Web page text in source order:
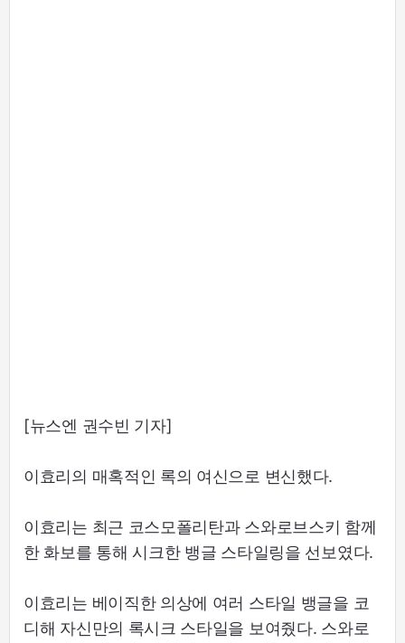
[뉴스엔 권수빈 기자]
이효리의 매혹적인 록의 여신으로 변신했다.
이효리는 최근 코스모폴리탄과 스와로브스키 함께
한 화보를 통해 시크한 뱅글 스타일링을 선보였다.
이효리는 베이직한 의상에 여러 스타일 뱅글을 코
디해 자신만의 록시크 스타일을 보여줬다. 스와로